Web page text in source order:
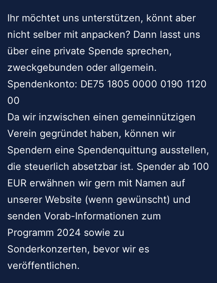
Ihr möchtet uns unterstützen, könnt aber
nicht selber mit anpacken? Dann lasst uns
über eine private Spende sprechen,
zweckgebunden oder allgemein.
Spendenkonto: DE75 1805 0000 0190 1120
00
Da wir inzwischen einen gemeinnützigen
Verein gegründet haben, können wir
Spendern eine Spendenquittung ausstellen,
die steuerlich absetzbar ist. Spender ab 100
EUR erwähnen wir gern mit Namen auf
unserer Website (wenn gewünscht) und
senden Vorab-Informationen zum
Programm 2024 sowie zu
Sonderkonzerten, bevor wir es
veröffentlichen.